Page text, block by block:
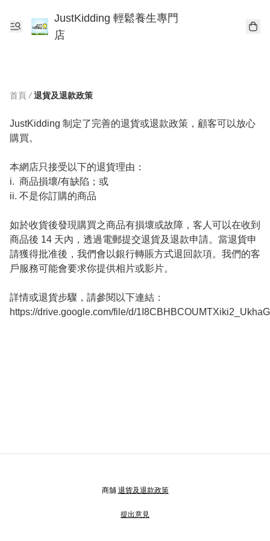
JustKidding 輕鬆養生專門
店
首頁 / 退貨及退款政策
JustKidding 制定了完善的退貨或退款政策，顧客可以放心
購買。
本網店只接受以下的退貨理由：
i.	商品損壞/有缺陷；或
ii.	不是你訂購的商品
如於收貨後發現購買之商品有損壞或故障，客人可以在收到
商品後 14 天內，透過電郵提交退貨及退款申請。當退貨申
請獲得批准後，我們會以銀行轉賬方式退回款項。我們的客
戶服務可能會要求你提供相片或影片。
詳情或退貨步驟，請參閱以下連結：
https://drive.google.com/file/d/
商舖 退貨及退款政策
提出意見